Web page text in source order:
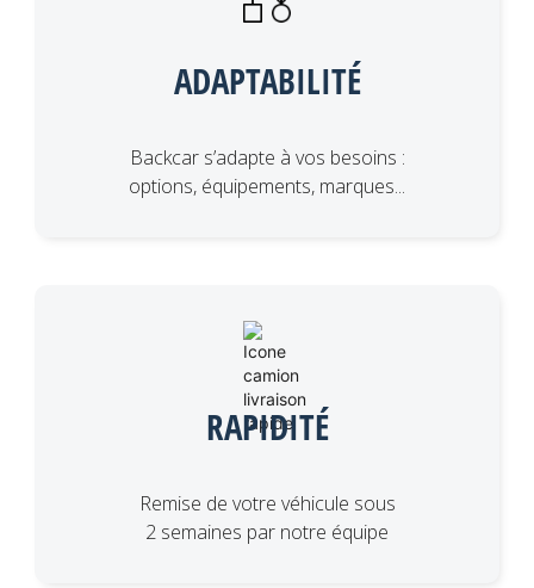
ADAPTABILITÉ
Backcar s’adapte à vos besoins :
options, équipements, marques...
RAPIDITÉ
Remise de votre véhicule sous
2 semaines par notre équipe